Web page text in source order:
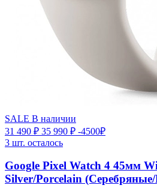
SALE В наличии
31 490 ₽ 35 990 ₽ -4500₽
3 шт. осталось
Google Pixel Watch 4 45мм
Silver/Porcelain